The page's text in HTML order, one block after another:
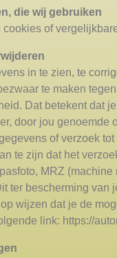
die wij gebruiken
of
in te zien, te
te maken
Dat betekent dat
door jou
of verzoek
te zijn dat het
MRZ
ter bescherming
wijzen dat je de
link: https://